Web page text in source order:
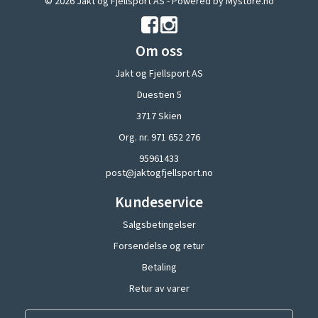
Om oss
Jakt og Fjellsport AS
Duestien 5
3717 Skien
Org. nr. 971 652 276
95961433
post@jaktogfjellsport.no
Kundeservice
Salgsbetingelser
Forsendelse og retur
Betaling
Retur av varer